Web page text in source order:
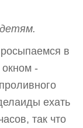
в
окном -
ехать
так что